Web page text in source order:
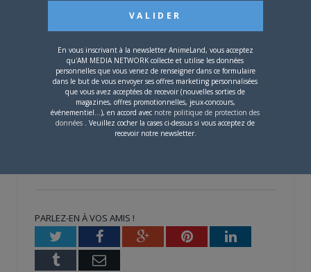
le journal de la classe. Hoshi sera alors troublé, quand il
verra que les élèves s’amusent à dessiner et à écrire
dans la colone des remarques du journal.
Share this:
sur
fenêtre)
sur
fenêtre)
sur
nouvelle
fenêtre)
PARLEZ-EN À VOS AMIS !
TwitterFacebookGoogle+PinterestLinkedIn
Tumblr Email
En vous inscrivant à la newsletter AnimeLand, vous acceptez
qu'AM MEDIA NETWORK collecte et utilise les données
personnelles que vous venez de renseigner dans ce formulaire
dans le but de vous envoyer ses offres marketing personnalisées
que vous avez acceptées de recevoir (nouvelles sorties de
magazines, offres promotionnelles, jeux-concours,
événementiel...), en accord avec notre politique de protection des
données . Veuillez cocher la cases ci-dessus si vous acceptez de
recevoir notre newsletter.